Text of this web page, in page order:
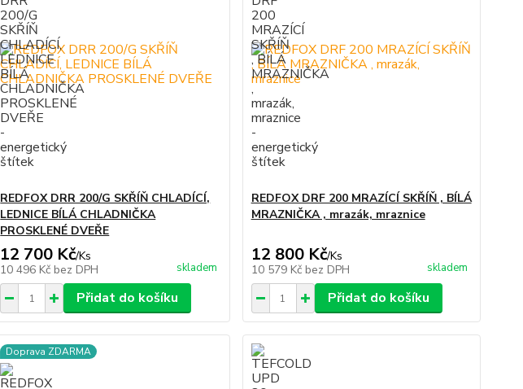
REDFOX DRR 200/G SKŘÍŇ CHLADÍCÍ,
LEDNICE BÍLÁ CHLADNIČKA
PROSKLENÉ DVEŘE
12 700 Kč/Ks
10 496 Kč bez DPH skladem
Přidat do košíku
REDFOX DRF 200 MRAZÍCÍ SKŘÍŇ , BÍLÁ
MRAZNIČKA , mrazák, mraznice
12 800 Kč/Ks
10 579 Kč bez DPH skladem
Přidat do košíku
Doprava ZDARMA